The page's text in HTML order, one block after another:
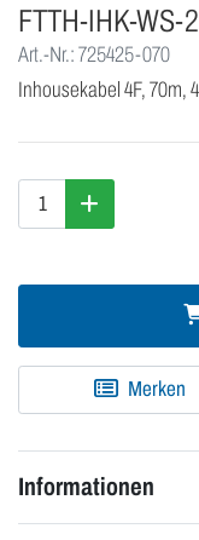
FTTH-IHK-WS-
Art.-Nr.: 725425-070
Inhousekabel 4F, 70m,
Merken
Informationen